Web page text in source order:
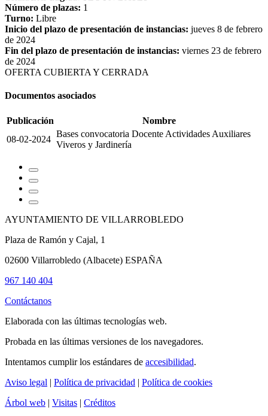
Número de plazas: 1
Turno: Libre
Inicio del plazo de presentación de instancias: jueves 8 de febrero
de 2024
Fin del plazo de presentación de instancias: viernes 23 de febrero
de 2024
OFERTA CUBIERTA Y CERRADA
Documentos asociados
Publicación
Nombre
08-02-2024
Bases convocatoria Docente Actividades Auxiliares
Viveros y Jardinería
AYUNTAMIENTO DE VILLARROBLEDO
Plaza de Ramón y Cajal, 1
02600 Villarrobledo (Albacete) ESPAÑA
967 140 404
Contáctanos
Elaborada con las últimas tecnologías web.
Probada en las últimas versiones de los navegadores.
Intentamos cumplir los estándares de accesibilidad.
Aviso legal | Política de privacidad | Política de cookies
Árbol web | Visitas | Créditos